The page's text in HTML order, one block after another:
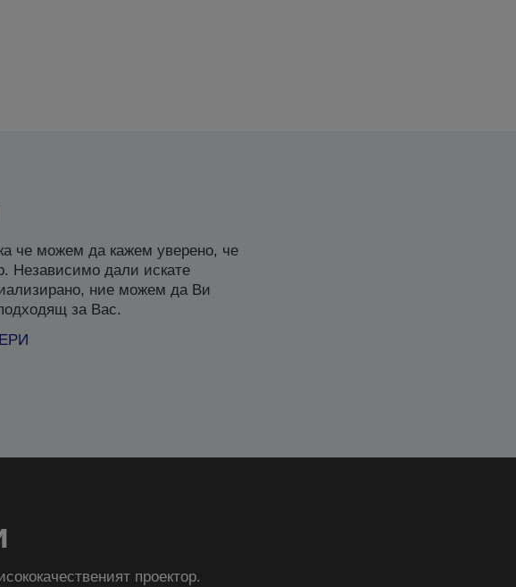
че можем да кажем уверено, че
Независимо дали искате
ние можем да Ви
за Вас.
проектор.